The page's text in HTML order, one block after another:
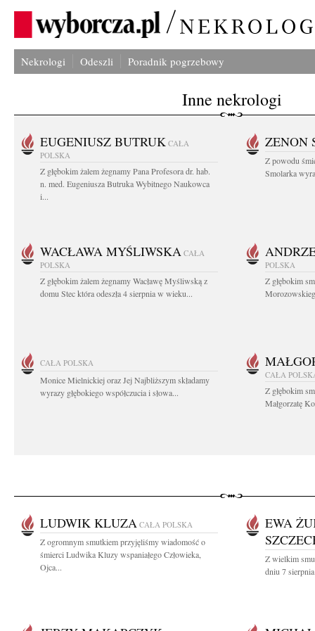
Nekrologi Odeszli Poradnik pogrzebowy
Inne nekrologi
EUGENIUSZ BUTRUK CAŁA
POLSKA
Z głębokim żalem żegnamy Pana Profesora dr. hab.
n. med. Eugeniusza Butruka Wybitnego Naukowca
i...
ZENON
Z powodu
Smolarka
WACŁAWA MYŚLIWSKA CAŁA
POLSKA
Z głębokim żalem żegnamy Wacławę Myśliwską z
domu Stec która odeszła 4 sierpnia w wieku...
POLSKA
Z głębokim
CAŁA POLSKA
Monice Mielnickiej oraz Jej Najbliższym składamy
wyrazy głębokiego współczucia i słowa...
CAŁA
Z głębokim
Małgorzatę
LUDWIK KLUZA CAŁA POLSKA
Z ogromnym smutkiem przyjęliśmy wiadomość o
śmierci Ludwika Kluzy wspaniałego Człowieka,
Ojca...
EWA
Z wielkim
dniu 7